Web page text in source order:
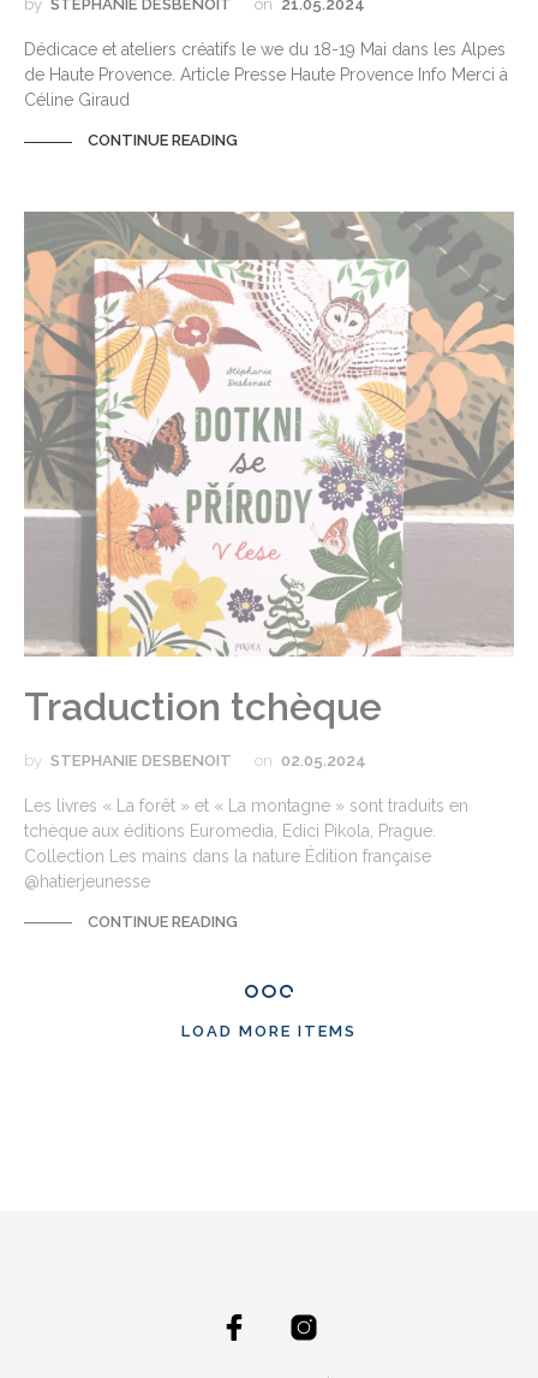
by STEPHANIE DESBENOIT on 21.05.2024
Dédicace et ateliers créatifs le we du 18-19 Mai dans les Alpes
de Haute Provence. Article Presse Haute Provence Info Merci à
Céline Giraud
CONTINUE READING
Traduction tchèque
by STEPHANIE DESBENOIT on 02.05.2024
Les livres « La forêt » et « La montagne » sont traduits en
tchèque aux éditions Euromedia, Edici Pikola, Prague.
Collection Les mains dans la nature Édition française
@hatierjeunesse
CONTINUE READING
LOAD MORE ITEMS